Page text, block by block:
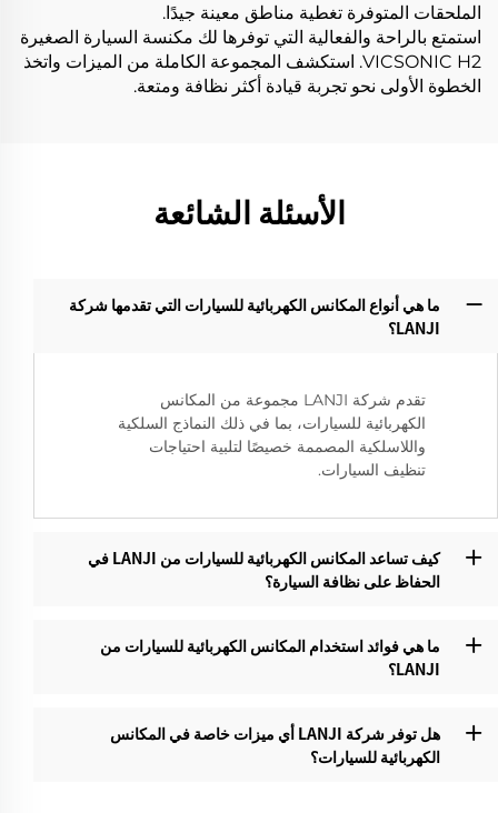
الملحقات المتوفرة تغطية مناطق معينة جيدًا.
استمتع بالراحة والفعالية التي توفرها لك مكنسة السيارة الصغيرة
VICSONIC H2. استكشف المجموعة الكاملة من الميزات واتخذ
الخطوة الأولى نحو تجربة قيادة أكثر نظافة ومتعة.
الأسئلة الشائعة
ما هي أنواع المكانس الكهربائية للسيارات التي تقدمها شركة
LANJI؟‌
تقدم شركة LANJI مجموعة من المكانس
الكهربائية للسيارات، بما في ذلك النماذج السلكية
واللاسلكية المصممة خصيصًا لتلبية احتياجات
تنظيف السيارات.
كيف تساعد المكانس الكهربائية للسيارات من LANJI في
الحفاظ على نظافة السيارة؟
ما هي فوائد استخدام المكانس الكهربائية للسيارات من
LANJI؟‌
هل توفر شركة LANJI أي ميزات خاصة في المكانس
الكهربائية للسيارات؟